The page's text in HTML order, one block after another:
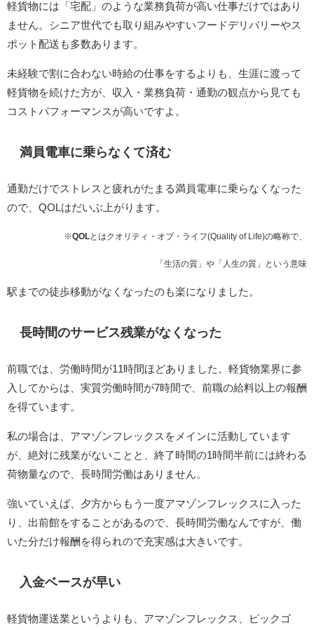
軽貨物には「宅配」のような業務負荷が高い仕事だけではあり
ません。シニア世代でも取り組みやすいフードデリバリーやス
ポット配送も多数あります。
未経験で割に合わない時給の仕事をするよりも、生涯に渡って
軽貨物を続けた方が、収入・業務負荷・通勤の観点から見ても
コストパフォーマンスが高いですよ。
満員電車に乗らなくて済む
通勤だけでストレスと疲れがたまる満員電車に乗らなくなった
ので、QOLはだいぶ上がります。
※QOLとはクオリティ・オブ・ライフ(Quality of Life)の略称で、
「生活の質」や「人生の質」という意味
駅までの徒歩移動がなくなったのも楽になりました。
長時間のサービス残業がなくなった
前職では、労働時間が11時間ほどありました。軽貨物業界に参
入してからは、実質労働時間が7時間で、前職の給料以上の報酬
を得ています。
私の場合は、アマゾンフレックスをメインに活動しています
が、絶対に残業がないことと、終了時間の1時間半前には終わる
荷物量なので、長時間労働はありません。
強いていえば、夕方からもう一度アマゾンフレックスに入った
り、出前館をすることがあるので、長時間労働なんですが、働
いた分だけ報酬を得られので充実感は大きいです。
入金ベースが早い
軽貨物運送業というよりも、アマゾンフレックス、ピックゴ